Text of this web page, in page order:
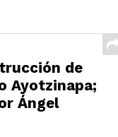
de
Ayotzinapa;
Ángel